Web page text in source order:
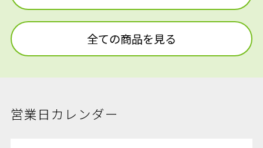
全ての商品を見る
営業日カレンダー